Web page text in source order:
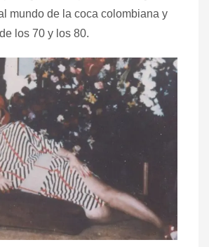
mundo de la coca colombiana y
los 70 y los 80.